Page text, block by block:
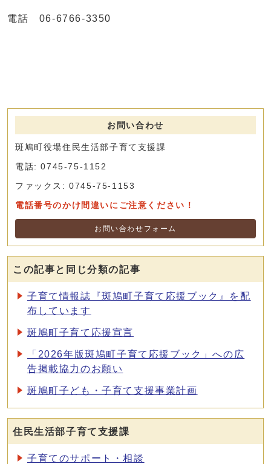
電話 06-6766-3350
お問い合わせ
斑鳩町役場住民生活部子育て支援課
電話: 0745-75-1152
ファックス: 0745-75-1153
電話番号のかけ間違いにご注意ください！
お問い合わせフォーム
この記事と同じ分類の記事
子育て情報誌『斑鳩町子育て応援ブック』を配
布しています
斑鳩町子育て応援宣言
「2026年版斑鳩町子育て応援ブック」への広
告掲載協力のお願い
斑鳩町子ども・子育て支援事業計画
住民生活部子育て支援課
子育てのサポート・相談